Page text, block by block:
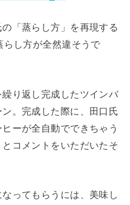
「蒸らし方」を再現する
らし方が全然違そうで
り返し完成したツインバ
。完成した際に、田口氏
ーが全自動でできちゃう
コメントをいただいたそ
ってもらうには、美味し